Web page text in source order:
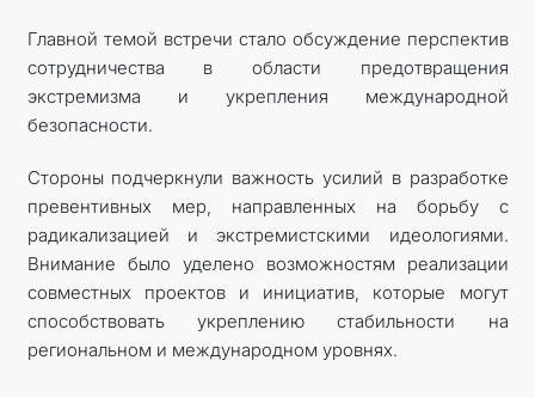
Главной темой встречи стало обсуждение перспектив
сотрудничества в области предотвращения
экстремизма и укрепления международной
безопасности.
Стороны подчеркнули важность усилий в разработке
превентивных мер, направленных на борьбу с
радикализацией и экстремистскими идеологиями.
Внимание было уделено возможностям реализации
совместных проектов и инициатив, которые могут
способствовать укреплению стабильности на
региональном и международном уровнях.